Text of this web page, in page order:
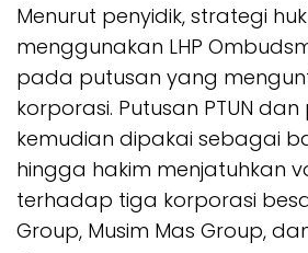
Menurut penyidik, strategi
menggunakan LHP
pada putusan yang
korporasi. Putusan PTUN
kemudian dipakai sebagai
hingga hakim menjatuhkan
terhadap tiga korporasi
Group, Musim Mas Group,